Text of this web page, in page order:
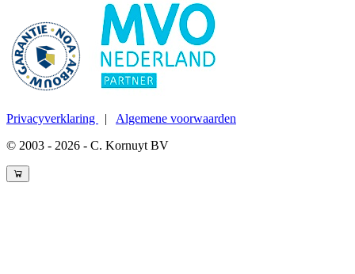
Privacyverklaring | Algemene voorwaarden
© 2003 - 2026 - C. Kornuyt BV